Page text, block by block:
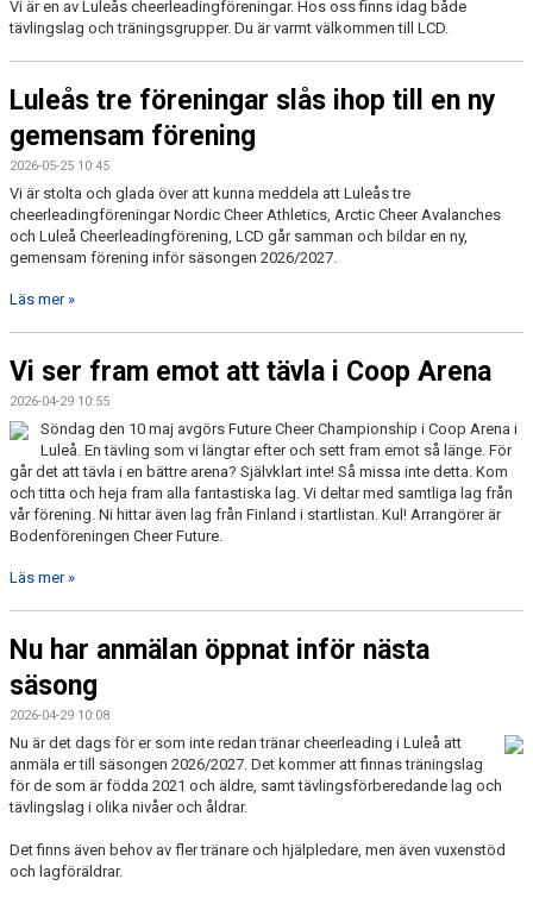
Vi är en av Luleås cheerleadingföreningar. Hos oss finns idag både
tävlingslag och träningsgrupper. Du är varmt välkommen till LCD.
Luleås tre föreningar slås ihop till en ny
gemensam förening
2026-05-25 10:45
Vi är stolta och glada över att kunna meddela att Luleås tre
cheerleadingföreningar Nordic Cheer Athletics, Arctic Cheer Avalanches
och Luleå Cheerleadingförening, LCD går samman och bildar en ny,
gemensam förening inför säsongen 2026/2027.
Läs mer »
Vi ser fram emot att tävla i Coop Arena
2026-04-29 10:55
Söndag den 10 maj avgörs Future Cheer Championship i Coop Arena i
Luleå. En tävling som vi längtar efter och sett fram emot så länge. För
går det att tävla i en bättre arena? Självklart inte! Så missa inte detta. Kom
och titta och heja fram alla fantastiska lag. Vi deltar med samtliga lag från
vår förening. Ni hittar även lag från Finland i startlistan. Kul! Arrangörer är
Bodenföreningen Cheer Future.
Läs mer »
Nu har anmälan öppnat inför nästa
säsong
2026-04-29 10:08
Nu är det dags för er som inte redan tränar cheerleading i Luleå att
anmäla er till säsongen 2026/2027. Det kommer att finnas träningslag
för de som är födda 2021 och äldre, samt tävlingsförberedande lag och
tävlingslag i olika nivåer och åldrar.
Det finns även behov av fler tränare och hjälpledare, men även vuxenstöd
och lagföräldrar.